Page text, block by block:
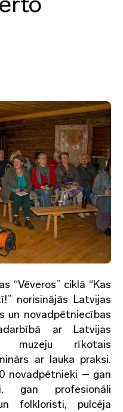
“Vēveros” ciklā “Kas
norisinājās Latvijas
un novadpētniecības
ar Latvijas
muzeju rīkotais
ar lauka praksi.
novadpētnieki – gan
gan profesionāli
folkloristi, pulcēja